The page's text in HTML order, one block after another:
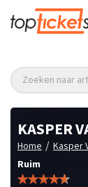
Zoeken naar
KASPER
Home / Kasper
Ruim